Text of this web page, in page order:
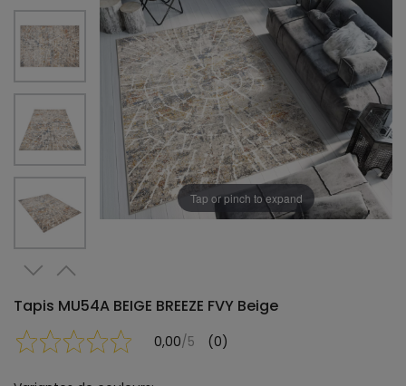
Tap or pinch to expand
Tapis MU54A BEIGE BREEZE FVY Beige
0,00/5 (0)